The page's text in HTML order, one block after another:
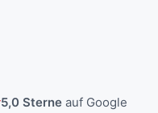
5,0 Sterne auf Google